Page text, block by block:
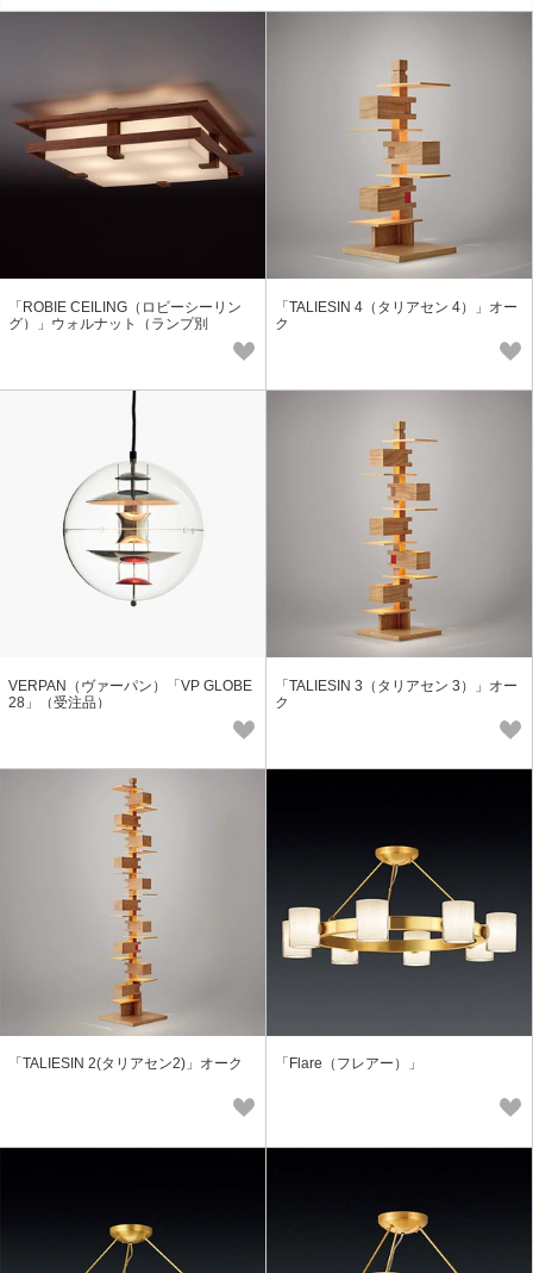
「ROBIE CEILING（ロビーシーリン
グ）」ウォルナット（ランプ別
「TALIESIN 4（タリアセン 4）」オー
ク
VERPAN（ヴァーパン）「VP GLOBE
28」（受注品）
「TALIESIN 3（タリアセン 3）」オー
ク
「TALIESIN 2(タリアセン2)」オーク 「Flare（フレアー）」